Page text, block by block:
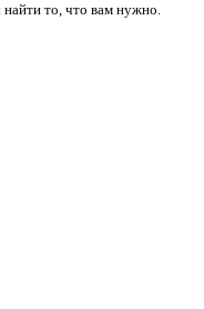
то, что вам нужно.